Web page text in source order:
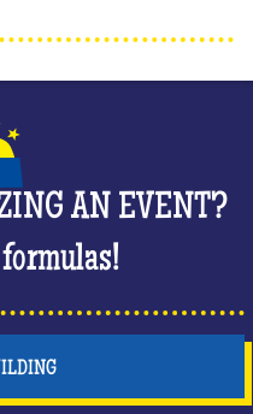
AN EVENT?